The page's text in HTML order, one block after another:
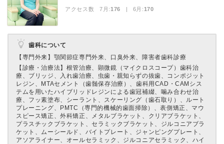
アクセス数 7月:176 | 6月:170
歯科について
【専門外来】 顎関節症専門外来、口臭外来、障害者歯科診療
【診療・治療法】 根管治療、顕微鏡（マイクロスコープ）歯科治
療、ブリッジ、入れ歯治療、虫歯・親知らずの抜歯、コンポジット
レジン、MTAセメント（歯髄保存治療）、歯科用CAD・CAMシス
テムを用いたハイブリッドレジンによる歯冠補綴、噛み合わせ治
療、フッ素塗布、シーラント、スケーリング（歯石取り）、ルート
プレーニング、PMTC（専門的機械的歯面掃除）、表側矯正、マウ
スピース矯正、外科矯正、メタルブラケット、クリアブラケット、
プラスチックブラケット、セラミックブラケット、ジルコニアブラ
ケット、ムーシールド、バイトプレート、ジャンピングプレート、
アソアライナー、オールセラミック、ジルコニアセラミック、ハイ